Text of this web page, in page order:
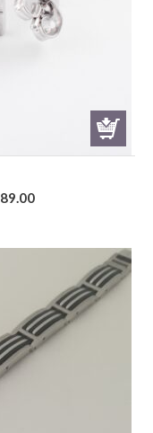
89.00